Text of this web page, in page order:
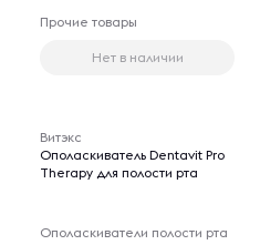
Прочие товары
Нет в наличии
Витэкс
Ополаскиватель Dentavit Pro
Therapy для полости рта
Ополаскиватели полости рта